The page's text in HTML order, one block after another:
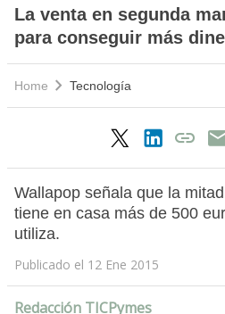
La venta en segunda
para conseguir más
Home Tecnología
Wallapop señala que la
tiene en casa más de 500
utiliza.
Publicado el 12 Ene 2015
Redacción TICPymes